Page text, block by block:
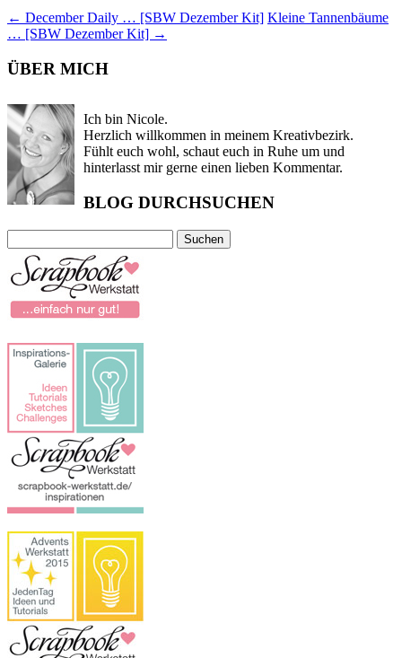
← December Daily … [SBW Dezember Kit] Kleine Tannenbäume
… [SBW Dezember Kit] →
ÜBER MICH
Ich bin Nicole.
Herzlich willkommen in meinem Kreativbezirk.
Fühlt euch wohl, schaut euch in Ruhe um und
hinterlasst mir gerne einen lieben Kommentar.
BLOG DURCHSUCHEN
nach: